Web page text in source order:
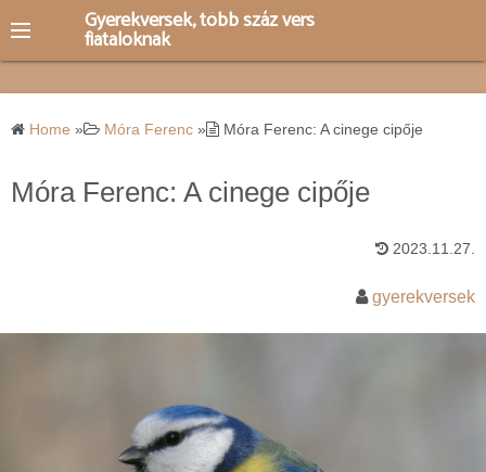
i
p
Gyerekversek, több száz vers
fiataloknak
Home » Móra Ferenc » Móra Ferenc: A cinege cipője
Móra Ferenc: A cinege cipője
2023.11.27.
gyerekversek